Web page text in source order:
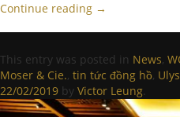
Continue reading →
This entry was posted in News,
Moser & Cie., tin tức đồng hồ,
22/02/2019 by Victor Leung.